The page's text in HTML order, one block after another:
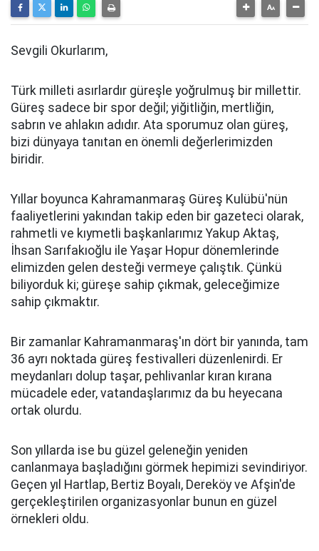
Sevgili Okurlarım,
Türk milleti asırlardır güreşle yoğrulmuş bir millettir.
Güreş sadece bir spor değil; yiğitliğin, mertliğin,
sabrın ve ahlakın adıdır. Ata sporumuz olan güreş,
bizi dünyaya tanıtan en önemli değerlerimizden
biridir.
Yıllar boyunca Kahramanmaraş Güreş Kulübü'nün
faaliyetlerini yakından takip eden bir gazeteci olarak,
rahmetli ve kıymetli başkanlarımız Yakup Aktaş,
İhsan Sarıfakıoğlu ile Yaşar Hopur dönemlerinde
elimizden gelen desteği vermeye çalıştık. Çünkü
biliyorduk ki; güreşe sahip çıkmak, geleceğimize
sahip çıkmaktır.
Bir zamanlar Kahramanmaraş'ın dört bir yanında, tam
36 ayrı noktada güreş festivalleri düzenlenirdi. Er
meydanları dolup taşar, pehlivanlar kıran kırana
mücadele eder, vatandaşlarımız da bu heyecana
ortak olurdu.
Son yıllarda ise bu güzel geleneğin yeniden
canlanmaya başladığını görmek hepimizi sevindiriyor.
Geçen yıl Hartlap, Bertiz Boyalı, Dereköy ve Afşin'de
gerçekleştirilen organizasyonlar bunun en güzel
örnekleri oldu.